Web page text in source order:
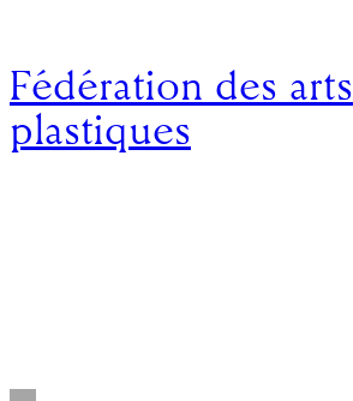
Fédération des arts
plastiques